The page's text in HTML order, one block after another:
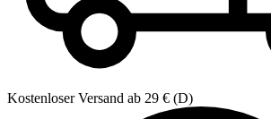
Kostenloser Versand ab 29 € (D)